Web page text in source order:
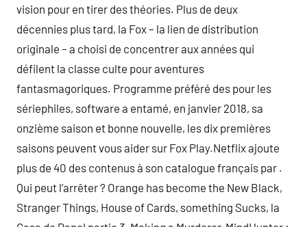
vision pour en tirer des théories. Plus de deux
décennies plus tard, la Fox – la lien de distribution
originale – a choisi de concentrer aux années qui
défilent la classe culte pour aventures
fantasmagoriques. Programme préféré des pour les
sériephiles, software a entamé, en janvier 2018, sa
onzième saison et bonne nouvelle, les dix premières
saisons peuvent vous aider sur Fox Play.Netflix ajoute
plus de 40 des contenus à son catalogue français par .
Qui peut l’arrêter ? Orange has become the New Black,
Stranger Things, House of Cards, something Sucks, la